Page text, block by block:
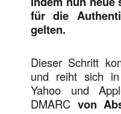
für die
gelten.
Dieser Schritt
und reiht sich
Yahoo und
DMARC von